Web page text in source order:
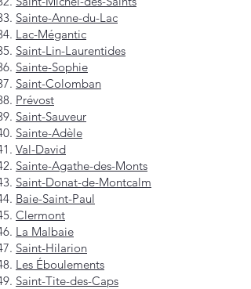
Sainte-Anne-du-Lac
Lac-Mégantic
Saint-Lin-Laurentides
Sainte-Sophie
Saint-Colomban
Prévost
Saint-Sauveur
Sainte-Adèle
Val-David
Sainte-Agathe-des-Monts
Saint-Donat-de-Montcalm
Baie-Saint-Paul
Clermont
La Malbaie
Saint-Hilarion
Les Éboulements
Saint-Tite-des-Caps